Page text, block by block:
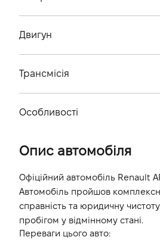
Кiлькiсть мiсць, шт
Двигун
Об'єм двигуна (см.куб.)
Витрати пального, л/100 км
Динаміка розгону 0-100 км/г
Трансмісія
Особливості
Опис автомобіля
Офіційний автомобіль Renault
Автомобіль пройшов
справність та юридичну
пробігом у відмінному стані.
Переваги цього авто: